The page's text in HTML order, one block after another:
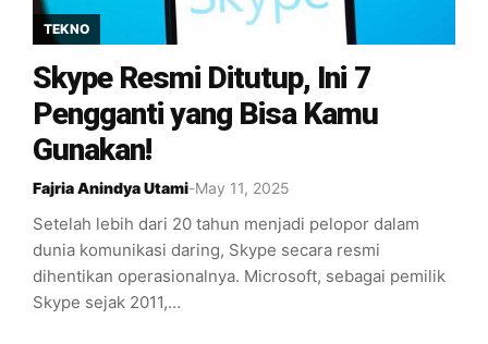
TEKNO
Skype Resmi Ditutup, Ini 7
Pengganti yang Bisa Kamu
Gunakan!
Fajria Anindya Utami-May 11, 2025
Setelah lebih dari 20 tahun menjadi pelopor dalam
dunia komunikasi daring, Skype secara resmi
dihentikan operasionalnya. Microsoft, sebagai pemilik
Skype sejak 2011,…